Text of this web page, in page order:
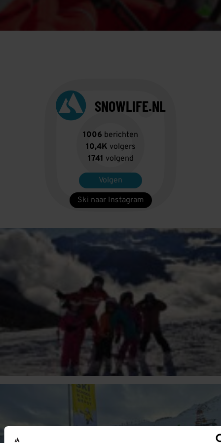
SNOWLIFE.NL
1006 berichten
10,4K volgers
1741 volgend
Volgen
Ski naar Instagram